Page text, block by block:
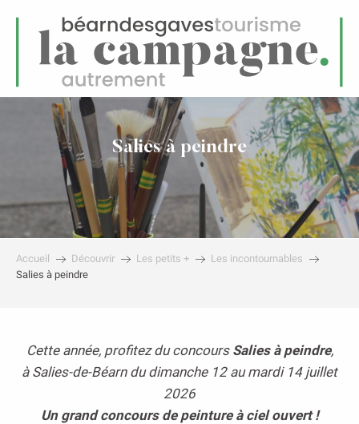
Menu
Salies à peindre
Accueil Découvrir Les petits +
Les incontournables
Salies à peindre
Cette année, profitez du concours Salies à peindre,
à Salies-de-Béarn du dimanche 12 au mardi 14 juillet
2026
Un grand concours de peinture à ciel ouvert !